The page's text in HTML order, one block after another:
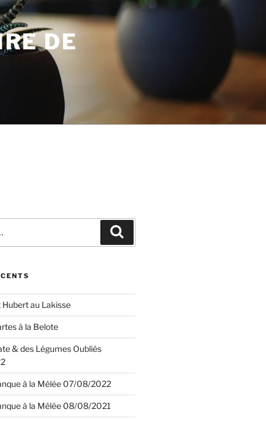
DE
au Lakisse
à la Belote
& des Légumes Oubliés
à la Mêlée 07/08/2022
à la Mêlée 08/08/2021